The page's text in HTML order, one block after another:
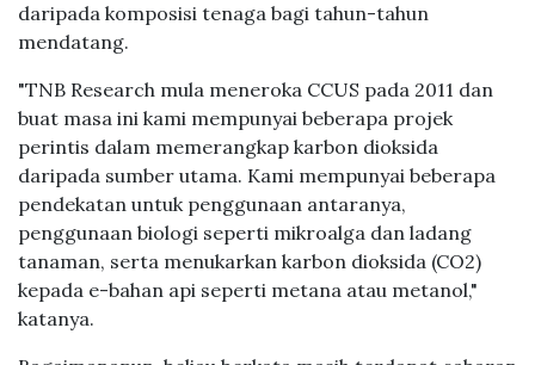
daripada komposisi tenaga bagi tahun-tahun
mendatang.
"TNB Research mula meneroka CCUS pada 2011 dan
buat masa ini kami mempunyai beberapa projek
perintis dalam memerangkap karbon dioksida
daripada sumber utama. Kami mempunyai beberapa
pendekatan untuk penggunaan antaranya,
penggunaan biologi seperti mikroalga dan ladang
tanaman, serta menukarkan karbon dioksida (CO2)
kepada e-bahan api seperti metana atau metanol,"
katanya.